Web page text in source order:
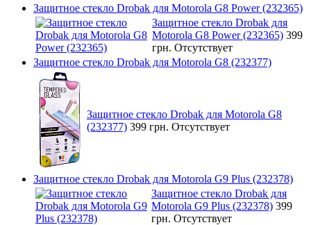
Защитное стекло Drobak для Motorola G8 Power (232365)
Защитное стекло Drobak для
Motorola G8 Power (232365) 399
грн. Отсутствует
Защитное стекло Drobak для Motorola G8 (232377)
Защитное стекло Drobak для Motorola G8
(232377) 399 грн. Отсутствует
Защитное стекло Drobak для Motorola G9 Plus (232378)
Защитное стекло Drobak для
Motorola G9 Plus (232378) 399
грн. Отсутствует